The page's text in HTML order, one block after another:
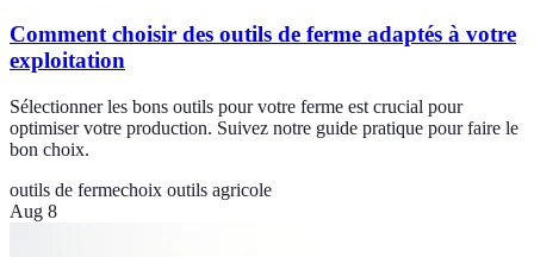
Comment choisir des outils de ferme adaptés à votre
exploitation
Sélectionner les bons outils pour votre ferme est crucial pour
optimiser votre production. Suivez notre guide pratique pour faire le
bon choix.
outils de fermechoix outils agricole
Aug 8